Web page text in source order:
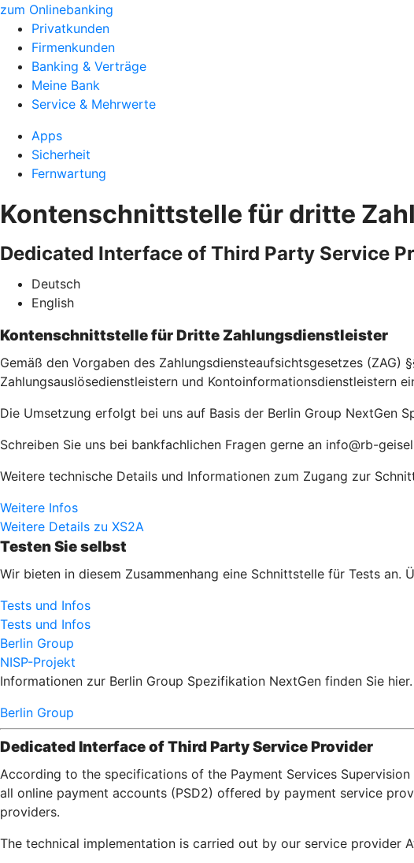
zum Onlinebanking
Privatkunden
Firmenkunden
Banking & Verträge
Meine Bank
Service & Mehrwerte
Apps
Sicherheit
Fernwartung
Kontenschnittstelle für dritte
Dedicated Interface of Third Party Service
Deutsch
English
Kontenschnittstelle für Dritte Zahlungsdienstleister
Gemäß den Vorgaben des Zahlungsdiensteaufsichtsgesetzes
Zahlungsauslösedienstleistern und Kontoinformationsdienstleistern
Die Umsetzung erfolgt bei uns auf Basis der Berlin Group NextGen
Schreiben Sie uns bei bankfachlichen Fragen gerne an info@rb-
Weitere technische Details und Informationen zum Zugang zur
Weitere Infos
Weitere Details zu XS2A
Testen Sie selbst
Wir bieten in diesem Zusammenhang eine Schnittstelle für Tests
Tests und Infos
Tests und Infos
Berlin Group
NISP-Projekt
Informationen zur Berlin Group Spezifikation NextGen finden Sie hier.
Berlin Group
Dedicated Interface of Third Party Service Provider
According to the specifications of the Payment Services
all online payment accounts (PSD2) offered by payment service
providers.
The technical implementation is carried out by our service provider